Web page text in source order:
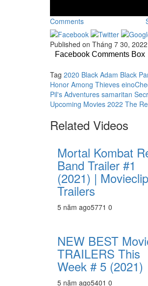
Comments
Published on Tháng 7 30,
Facebook Comments Box
Tag 2020 Black Adam Black
Honor Among Thieves
Pil's Adventures samaritan
Upcoming Movies 2022 The
Related Videos
Mortal Kombat
Band Trailer #1
(2021) |
Trailers
5 năm ago5771 0
NEW BEST
TRAILERS This
Week # 5 (2021)
5 năm ago5401 0